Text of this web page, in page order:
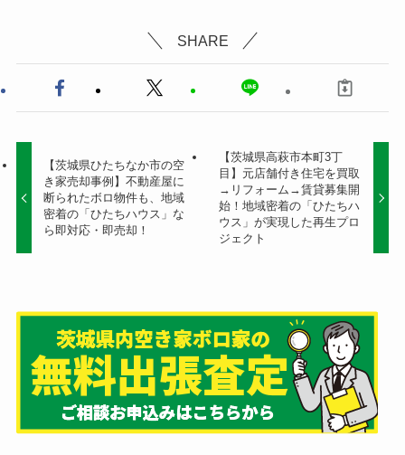
SHARE
【茨城県ひたちなか市の空
き家売却事例】不動産屋に
断られたボロ物件も、地域
密着の「ひたちハウス」な
ら即対応・即売却！
【茨城県高萩市本町3丁
目】元店舗付き住宅を買取
→リフォーム→賃貸募集開
始！地域密着の「ひたちハ
ウス」が実現した再生プロ
ジェクト